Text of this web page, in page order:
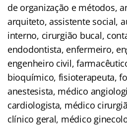
de organização e métodos,
arquiteto, assistente social,
interno, cirurgião bucal,
endodontista, enfermeiro,
engenheiro civil,
bioquímico, fisioterapeuta,
anestesista, médico
cardiologista, médico
clínico geral, médico